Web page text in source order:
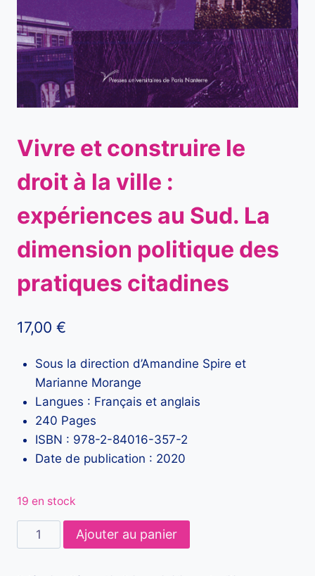
Vivre et construire le
droit à la ville :
expériences au Sud. La
dimension politique des
pratiques citadines
17,00 €
Sous la direction d’Amandine Spire et
Marianne Morange
Langues : Français et anglais
240 Pages
ISBN : 978-2-84016-357-2
Date de publication : 2020
19 en stock
quantité
de
Ajouter au panier